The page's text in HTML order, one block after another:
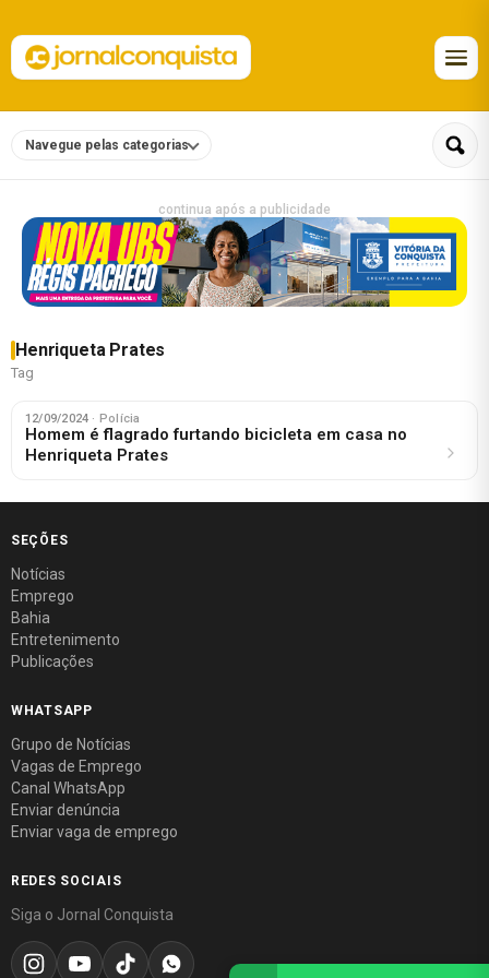
Navegue pelas categorias
continua após a publicidade
Henriqueta Prates
Tag
12/09/2024 · Polícia
Homem é flagrado furtando bicicleta em casa no
Henriqueta Prates
SEÇÕES
Notícias
Emprego
Bahia
Entretenimento
Publicações
WHATSAPP
Grupo de Notícias
Vagas de Emprego
Canal WhatsApp
Enviar denúncia
Enviar vaga de emprego
REDES SOCIAIS
Siga o Jornal Conquista